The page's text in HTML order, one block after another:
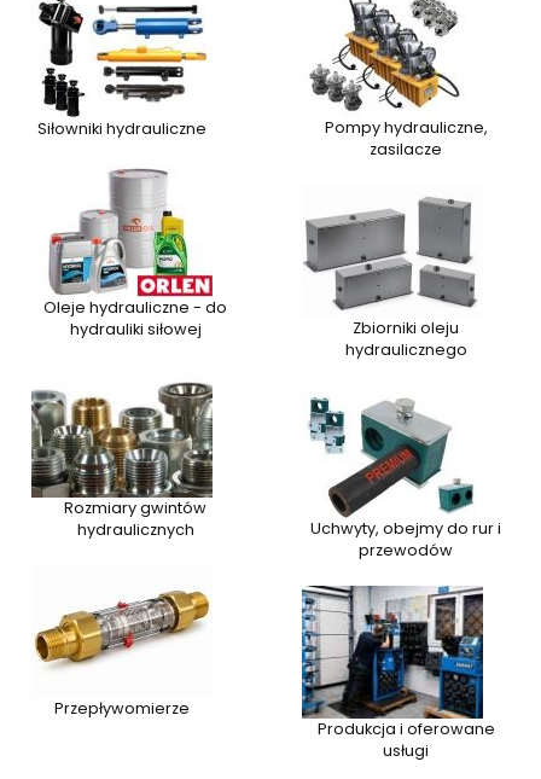
Siłowniki hydrauliczne
Oleje hydrauliczne - do
hydrauliki siłowej
Rozmiary gwintów
hydraulicznych
Przepływomierze
Pompy hydrauliczne,
zasilacze
Zbiorniki oleju
hydraulicznego
Uchwyty, obejmy do rur i
przewodów
Produkcja i oferowane
usługi